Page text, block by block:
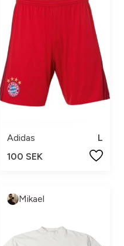
Adidas
L
100 SEK
Mikael